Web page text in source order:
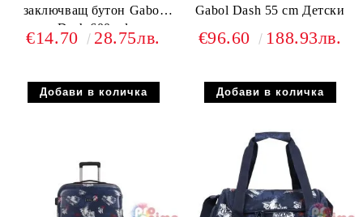
заключващ бутон Gabol
Dash 600 ml
€14.70 28.75лв.
Gabol Dash 55 cm Детски
€96.60 188.93лв.